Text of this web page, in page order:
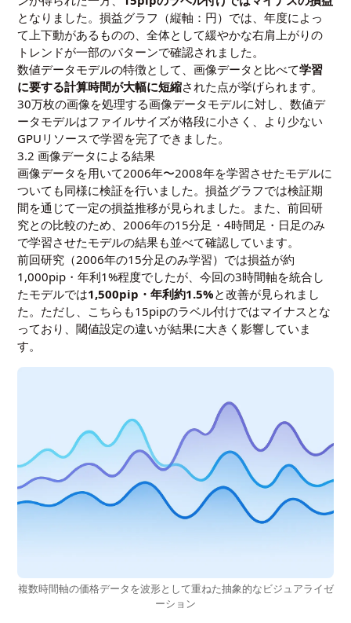
となりました。損益グラフ（縦軸：円）では、年度によっ
て上下動があるものの、全体として緩やかな右肩上がりの
トレンドが一部のパターンで確認されました。
数値データモデルの特徴として、画像データと比べて学習
に要する計算時間が大幅に短縮された点が挙げられます。
30万枚の画像を処理する画像データモデルに対し、数値デ
ータモデルはファイルサイズが格段に小さく、より少ない
GPUリソースで学習を完了できました。
3.2 画像データによる結果
画像データを用いて2006年〜2008年を学習させたモデルに
ついても同様に検証を行いました。損益グラフでは検証期
間を通じて一定の損益推移が見られました。また、前回研
究との比較のため、2006年の15分足・4時間足・日足のみ
で学習させたモデルの結果も並べて確認しています。
前回研究（2006年の15分足のみ学習）では損益が約
1,000pip・年利1%程度でしたが、今回の3時間軸を統合し
たモデルでは1,500pip・年利約1.5%と改善が見られまし
た。ただし、こちらも15pipのラベル付けではマイナスとな
っており、閾値設定の違いが結果に大きく影響していま
す。
複数時間軸の価格データを波形として重ねた抽象的なビジュアライゼ
ーション